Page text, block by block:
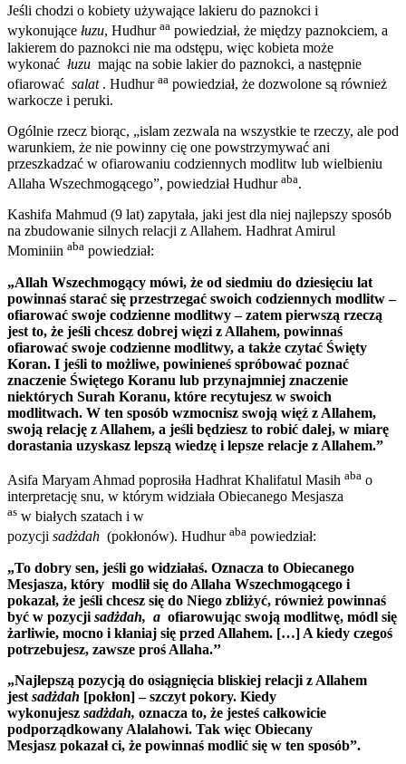
Jeśli chodzi o kobiety używające lakieru do paznokci i
wykonujące łuzu, Hudhur aa powiedział, że między paznokciem, a
lakierem do paznokci nie ma odstępu, więc kobieta może
wykonać łuzu mając na sobie lakier do paznokci, a następnie
ofiarować salat. Hudhur aa powiedział, że dozwolone są również
warkocze i peruki.
Ogólnie rzecz biorąc, „islam zezwala na wszystkie te rzeczy, ale pod
warunkiem, że nie powinny cię one powstrzymywać ani
przeszkadzać w ofiarowaniu codziennych modlitw lub wielbieniu
Allaha Wszechmogącego”, powiedział Hudhur aba.
Kashifa Mahmud (9 lat) zapytała, jaki jest dla niej najlepszy sposób
na zbudowanie silnych relacji z Allahem. Hadhrat Amirul
Mominiin aba powiedział:
„Allah Wszechmogący mówi, że od siedmiu do dziesięciu lat
powinnaś starać się przestrzegać swoich codziennych modlitw –
ofiarować swoje codzienne modlitwy – zatem pierwszą rzeczą
jest to, że jeśli chcesz dobrej więzi z Allahem, powinnaś
ofiarować swoje codzienne modlitwy, a także czytać Święty
Koran. I jeśli to możliwe, powinieneś spróbować poznać
znaczenie Świętego Koranu lub przynajmniej znaczenie
niektórych Surah Koranu, które recytujesz w swoich
modlitwach. W ten sposób wzmocnisz swoją więź z Allahem,
swoją relację z Allahem, a jeśli będziesz to robić dalej, w miarę
dorastania uzyskasz lepszą wiedzę i lepsze relacje z Allahem.”
Asifa Maryam Ahmad poprosiła Hadhrat Khalifatul Masih aba o
interpretację snu, w którym widziała Obiecanego Mesjasza
as w białych szatach i w
pozycji sadżdah (pokłonów). Hudhur aba powiedział:
„To dobry sen, jeśli go widziałaś. Oznacza to Obiecanego
Mesjasza, który modlił się do Allaha Wszechmogącego i
pokazał, że jeśli chcesz się do Niego zbliżyć, również powinnaś
być w pozycji sadżdah, a ofiarowując swoją modlitwę, módl się
żarliwie, mocno i kłaniaj się przed Allahem. […] A kiedy czegoś
potrzebujesz, zawsze proś Allaha.’’
„Najlepszą pozycją do osiągnięcia bliskiej relacji z Allahem
jest sadżdah [pokłon] – szczyt pokory. Kiedy
wykonujesz sadżdah, oznacza to, że jesteś całkowicie
podporządkowany Alalahowi. Tak więc Obiecany
Mesjasz pokazał ci, że powinnaś modlić się w ten sposób”.